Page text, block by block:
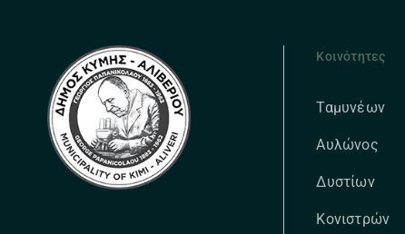
Κοινότητες
Ταμυνέων
Αυλώνος
Δυστίων
Κονιστρών